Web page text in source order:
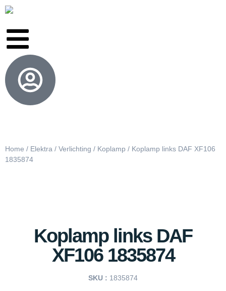
Home / Elektra / Verlichting / Koplamp / Koplamp links DAF XF106
1835874
Koplamp links DAF
XF106 1835874
SKU : 1835874